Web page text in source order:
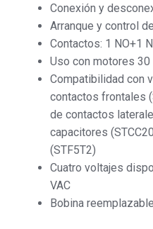
Conexión y
Arranque y control
Contactos: 1 NO+1
Uso con motores
Compatibilidad con
contactos frontales
de contactos
capacitores
(STF5T2)
Cuatro voltajes
VAC
Bobina